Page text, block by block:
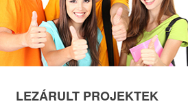
LEZÁRULT PROJEKTEK